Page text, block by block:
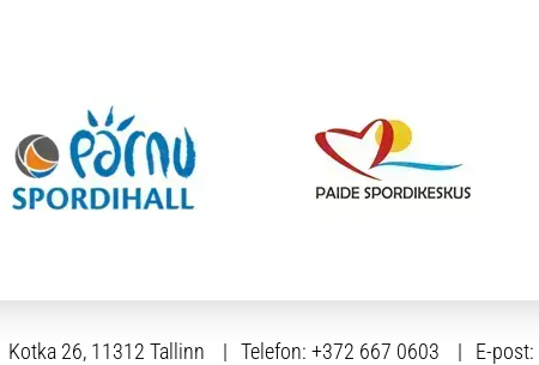
Kotka 26, 11312 Tallinn Telefon: +372 667 0603 E-post: